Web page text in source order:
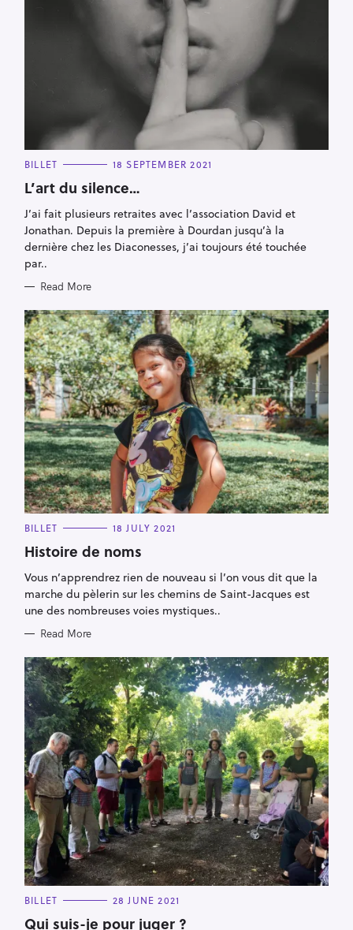
C
T
E
O
R
I
E
S
BILLET 18 SEPTEMBER 2021
L’art du silence…
J’ai fait plusieurs retraites avec l’association David et
Jonathan. Depuis la première à Dourdan jusqu’à la
dernière chez les Diaconesses, j’ai toujours été touchée
par..
Read More
C
T
E
O
I
E
S
BILLET 18 JULY 2021
Histoire de noms
Vous n’apprendrez rien de nouveau si l’on vous dit que la
marche du pèlerin sur les chemins de Saint-Jacques est
une des nombreuses voies mystiques..
Read More
C
T
BILLET 28 JUNE 2021
Qui suis-je pour juger ?